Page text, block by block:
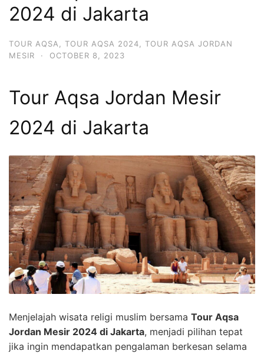
2024 di Jakarta
TOUR AQSA TOUR AQSA 2024
TOUR AQSA JORDAN
MESIR
· OCTOBER 8, 2023
Tour Aqsa Jordan Mesir
2024 di Jakarta
Menjelajah wisata religi muslim bersama Tour Aqsa
Jordan Mesir 2024 di Jakarta, menjadi pilihan tepat
jika ingin mendapatkan pengalaman berkesan selama